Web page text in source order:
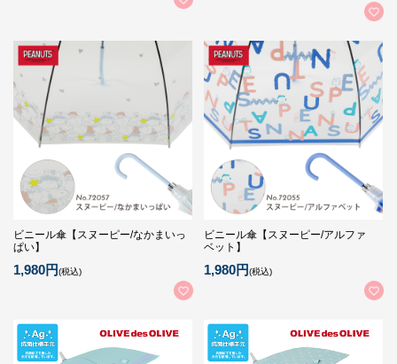
ビニール傘【スヌーピー/なかまいっ
ぱい】
1,980円(税込)
ビニール傘【スヌーピー/アルファ
ベット】
1,980円(税込)